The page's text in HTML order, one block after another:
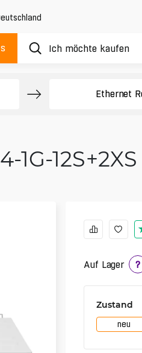
Ethernet
1G-
Auf Lager ?
Zustand
neu